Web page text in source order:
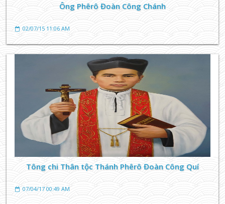
Ông Phêrô Đoàn Công Chánh
02/07/15 11:06 AM
Tông chi Thân tộc Thánh Phêrô Đoàn Công Quí
07/04/17 00:49 AM